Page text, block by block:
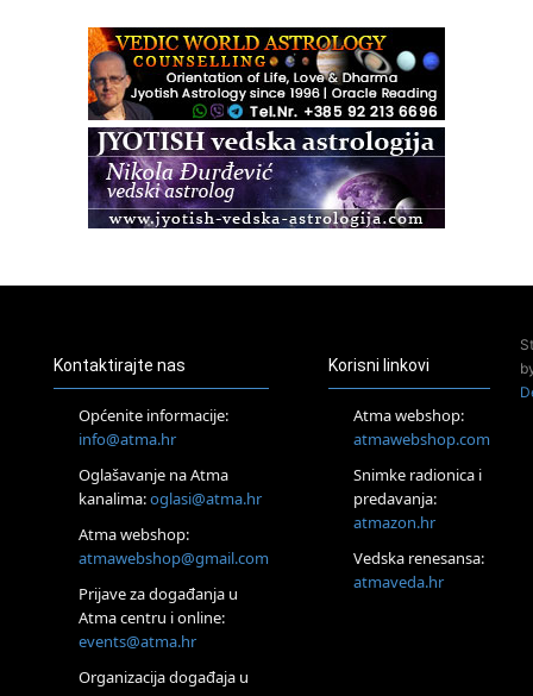
Radionica: Pomagači iz drugih dimenzija Online – otvoreno za
Zagreb+Online
Osnovni ThetaHealing® tečaj, Zagreb i Online
Access BARS®, otpusti stres
Pjesma srca / Zagreb
Tečaj Višeg Vodstva, razvijanja intuicije i Akaša zapisa
Online
Postanite Nositelj Vibracije Nove Zemlje
Visoko
Alemka Dauskardt – Jednodnevna radionica sistemskih
konstelacija
Zagreb
HOD PO ŽERAVICI – Seminar koji mijenja tijelo, duh i um
SoulFest – Festival glazbe, mudrosti i zajedništva
Kontaktirajte nas
Općenite informacije:
info@atma.hr
Oglašavanje na Atma
kanalima:oglasi@atma.hr
Atma webshop:
atmawebshop@gmail.com
Prijave za događanja u
Atma centru i online:
events@atma.hr
Organizacija događaja u
Korisni linkovi
Atma webshop:
atmawebshop.com
Snimke radionica i
predavanja:
atmazon.hr
Vedska renesansa:
atmaveda.hr